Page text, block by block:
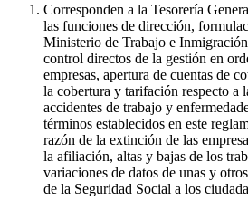
Corresponden a la Tesorería
las funciones de dirección,
Ministerio de Trabajo e
control directos de la gestión en
empresas, apertura de cuentas de
la cobertura y tarifación respecto a
accidentes de trabajo y
términos establecidos en este
razón de la extinción de las
la afiliación, altas y bajas de los
variaciones de datos de unas y
de la Seguridad Social a los